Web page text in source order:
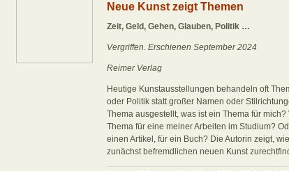
Neue Kunst zeigt Themen
Zeit, Geld, Gehen, Glauben, Politik …
Vergriffen. Erschienen September 2024
Reimer Verlag
Heutige Kunstausstellungen behandeln oft
oder Politik statt großer Namen oder
Thema ausgestellt, was ist ein Thema für mich?
Thema für eine meiner Arbeiten im Studium?
einen Artikel, für ein Buch? Die Autorin zeigt,
zunächst befremdlichen neuen Kunst